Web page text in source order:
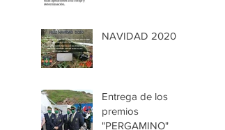
NAVIDAD 2020
Entrega de los
premios
"PERGAMINO"